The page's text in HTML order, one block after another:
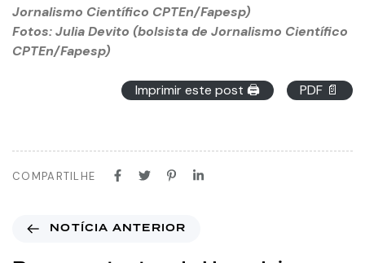
Jornalismo Científico CPTEn/Fapesp)
Fotos: Julia Devito (bolsista de Jornalismo Científico
CPTEn/Fapesp)
Imprimir este post 🖨 PDF 📄
COMPARTILHE
NOTÍCIA ANTERIOR